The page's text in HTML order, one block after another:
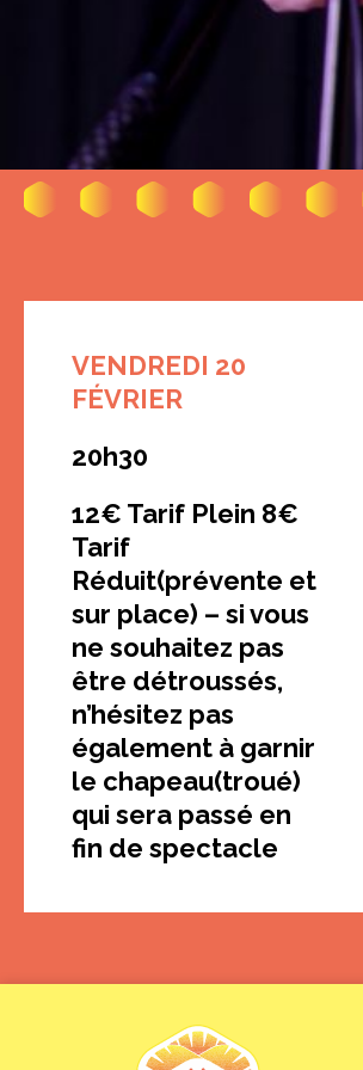
VENDREDI 20
FÉVRIER
20h30
12€ Tarif Plein 8€
Tarif
Réduit(prévente et
sur place) – si vous
ne souhaitez pas
être détroussés,
n’hésitez pas
également à garnir
le chapeau(troué)
qui sera passé en
fin de spectacle